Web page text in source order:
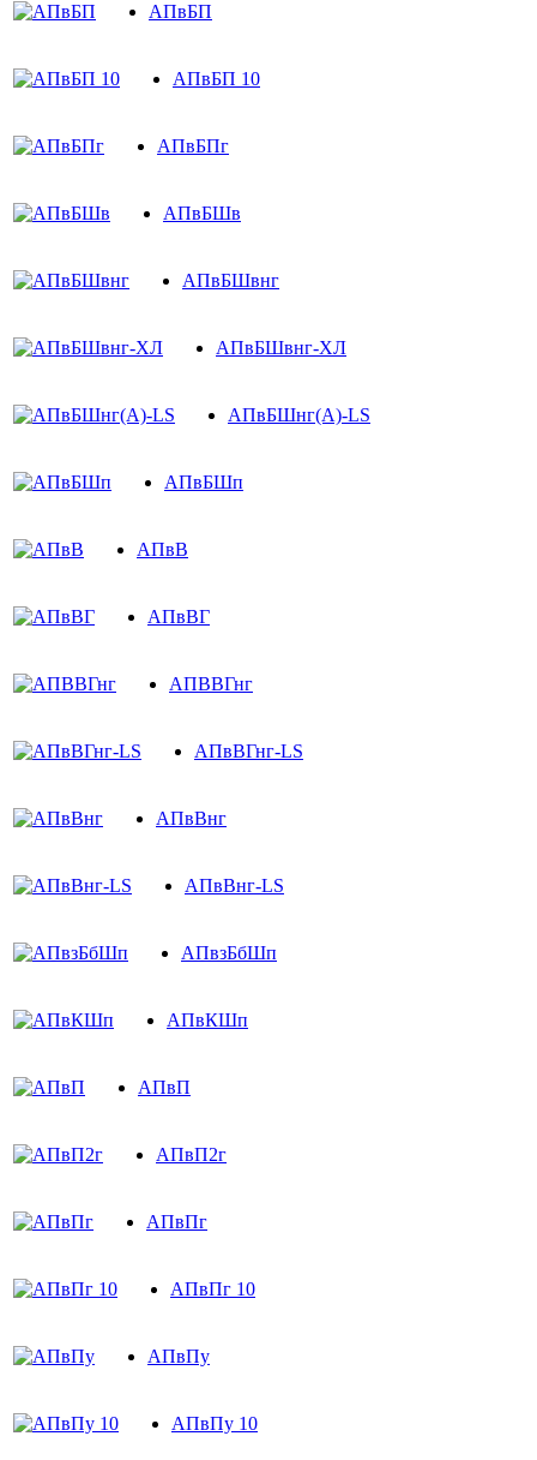
АПвБП
АПвБП 10
АПвБПг
АПвБШв
АПвБШвнг
АПвБШвнг-ХЛ
АПвБШнг(А)-LS
АПвБШп
АПвВ
АПвВГ
АПВВГнг
АПвВГнг-LS
АПвВнг
АПвВнг-LS
АПвзБбШп
АПвКШп
АПвП
АПвП2г
АПвПг
АПвПг 10
АПвПу
АПвПу 10